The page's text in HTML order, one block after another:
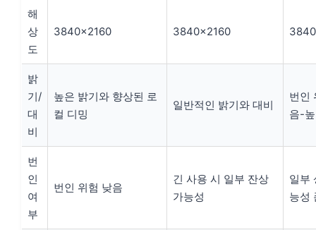
해
상
도
3840×2160 3840×2160
밝
기/
대
비
높은 밝기와 향상된 로
컬 디밍
일반적인 밝기와 대비
번인
음-
번
인
여
부
번인 위험 낮음
긴 사용 시 일부 잔상
가능성
일부
능성